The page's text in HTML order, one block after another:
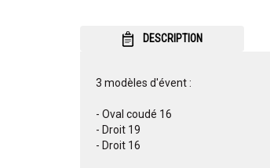
DESCRIPTION
3 modèles d'évent :
- Oval coudé 16
- Droit 19
- Droit 16